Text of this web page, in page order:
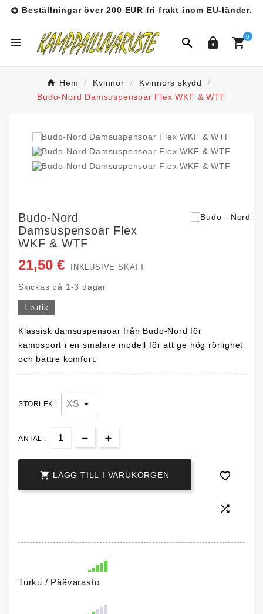
 Beställningar över 200 EUR fri frakt inom EU-länder.
   0
Hem Kvinnor
Kvinnors skydd
Budo-Nord Damsuspensoar Flex WKF & WTF
Budo-Nord
Damsuspensoar Flex
WKF & WTF
21,50 € INKLUSIVE SKATT
Skickas på 1-3 dagar
I butik
Klassisk damsuspensoar från Budo-Nord för
kampsport i en smalare modell för att ge hög rörlighet
och bättre komfort.
STORLEK :
ANTAL :
 LÄGG TILL I VARUKORGEN 

Turku / Päävarasto